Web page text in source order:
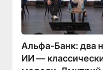
Альфа-Банк: два
ИИ —